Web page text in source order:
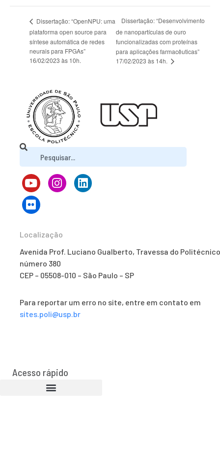
Dissertação: “OpenNPU: uma
plataforma open source para
síntese automática de redes
neurais para FPGAs”
16/02/2023 às 10h.
Dissertação: “Desenvolvimento
de nanopartículas de ouro
funcionalizadas com proteínas
para aplicações farmacêuticas”
17/02/2023 às 14h.
Localização
Avenida Prof. Luciano Gualberto, Travessa do
número 380
CEP – 05508-010 – São Paulo – SP
Para reportar um erro no site, entre em contato em
sites.poli@usp.br
Acesso rápido